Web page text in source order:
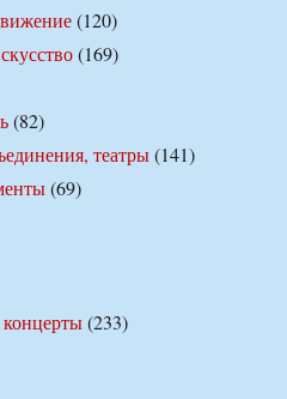
(120)
(169)
(82)
театры(141)
(69)
(233)